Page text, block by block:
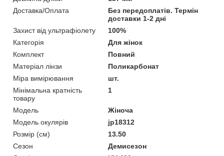
Доставка/Оплата
Без передоплатів. Термін
доставки 1-2 дні
Захист від ультрафіолету
100%
Категорія
Для жінок
Комплект
Повний
Матеріал лінзи
Поликарбонат
Міра вимірювання
шт.
Мінімальна кратність
товару
1
Мoдель
Жіноча
Модель окулярів
jp18312
Розмір (см)
13.50
Сезон
Демисезон